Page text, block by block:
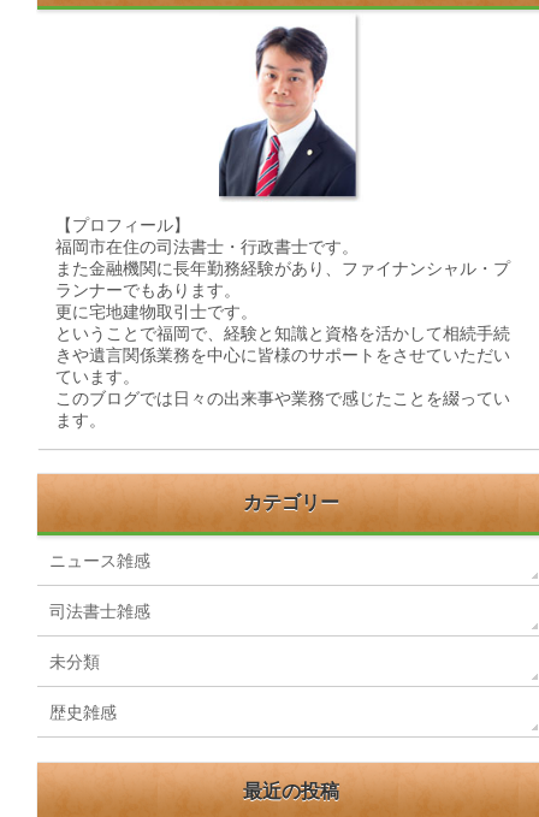
【プロフィール】
福岡市在住の司法書士・行政書士です。
また金融機関に長年勤務経験があり、ファイナンシャル・プ
ランナーでもあります。
更に宅地建物取引士です。
ということで福岡で、経験と知識と資格を活かして相続手続
きや遺言関係業務を中心に皆様のサポートをさせていただい
ています。
このブログでは日々の出来事や業務で感じたことを綴ってい
ます。
カテゴリー
ニュース雑感
司法書士雑感
未分類
歴史雑感
最近の投稿